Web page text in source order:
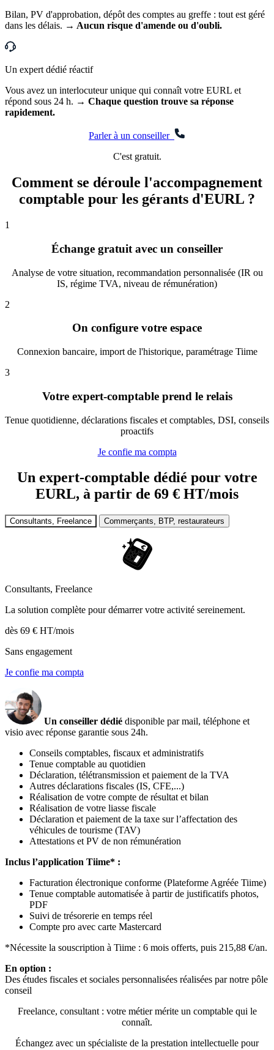
Bilan, PV d'approbation, dépôt des comptes au greffe : tout est géré
dans les délais. → Aucun risque d'amende ou d'oubli.
Un expert dédié réactif
Vous avez un interlocuteur unique qui connaît votre EURL et
répond sous 24 h. → Chaque question trouve sa réponse
rapidement.
Parler à un conseiller
C'est gratuit.
Comment se déroule l'accompagnement
comptable pour les gérants d'EURL ?
1
Échange gratuit avec un conseiller
Analyse de votre situation, recommandation personnalisée (IR ou
IS, régime TVA, niveau de rémunération)
2
On configure votre espace
Connexion bancaire, import de l'historique, paramétrage Tiime
3
Votre expert-comptable prend le relais
Tenue quotidienne, déclarations fiscales et comptables, DSI, conseils
proactifs
Je confie ma compta
Un expert-comptable dédié pour votre
EURL, à partir de 69 € HT/mois
Consultants, Freelance Commerçants, BTP, restaurateurs
Consultants, Freelance
La solution complète pour démarrer votre activité sereinement.
dès 69 € HT/mois
Sans engagement
Je confie ma compta
Un conseiller dédié disponible par mail, téléphone et
visio avec réponse garantie sous 24h.
Conseils comptables, fiscaux et administratifs
Tenue comptable au quotidien
Déclaration, télétransmission et paiement de la TVA
Autres déclarations fiscales (IS, CFE,...)
Réalisation de votre compte de résultat et bilan
Réalisation de votre liasse fiscale
Déclaration et paiement de la taxe sur l’affectation des
véhicules de tourisme (TAV)
Attestations et PV de non rémunération
Inclus l’application Tiime* :
Facturation électronique conforme (Plateforme Agréée Tiime)
Tenue comptable automatisée à partir de justificatifs photos,
PDF
Suivi de trésorerie en temps réel
Compte pro avec carte Mastercard
*Nécessite la souscription à Tiime : 6 mois offerts, puis 215,88 €/an.
En option :
Des études fiscales et sociales personnalisées réalisées par notre pôle
conseil
Freelance, consultant : votre métier mérite un comptable qui le
connaît.
Échangez avec un spécialiste de la prestation intellectuelle pour